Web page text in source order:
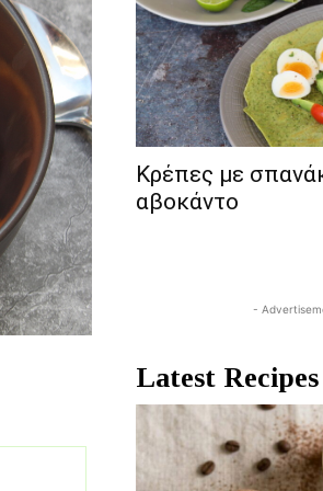
Κρέπες με
αβοκάντο
-
Latest Recipes